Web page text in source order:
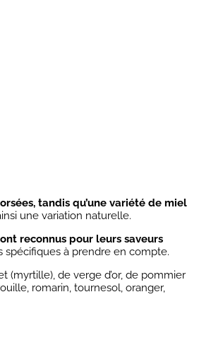
tandis qu’une variété de miel
une variation naturelle.
reconnus pour leurs saveurs
spécifiques à prendre en compte.
(myrtille), de verge d’or, de pommier
romarin, tournesol, oranger,